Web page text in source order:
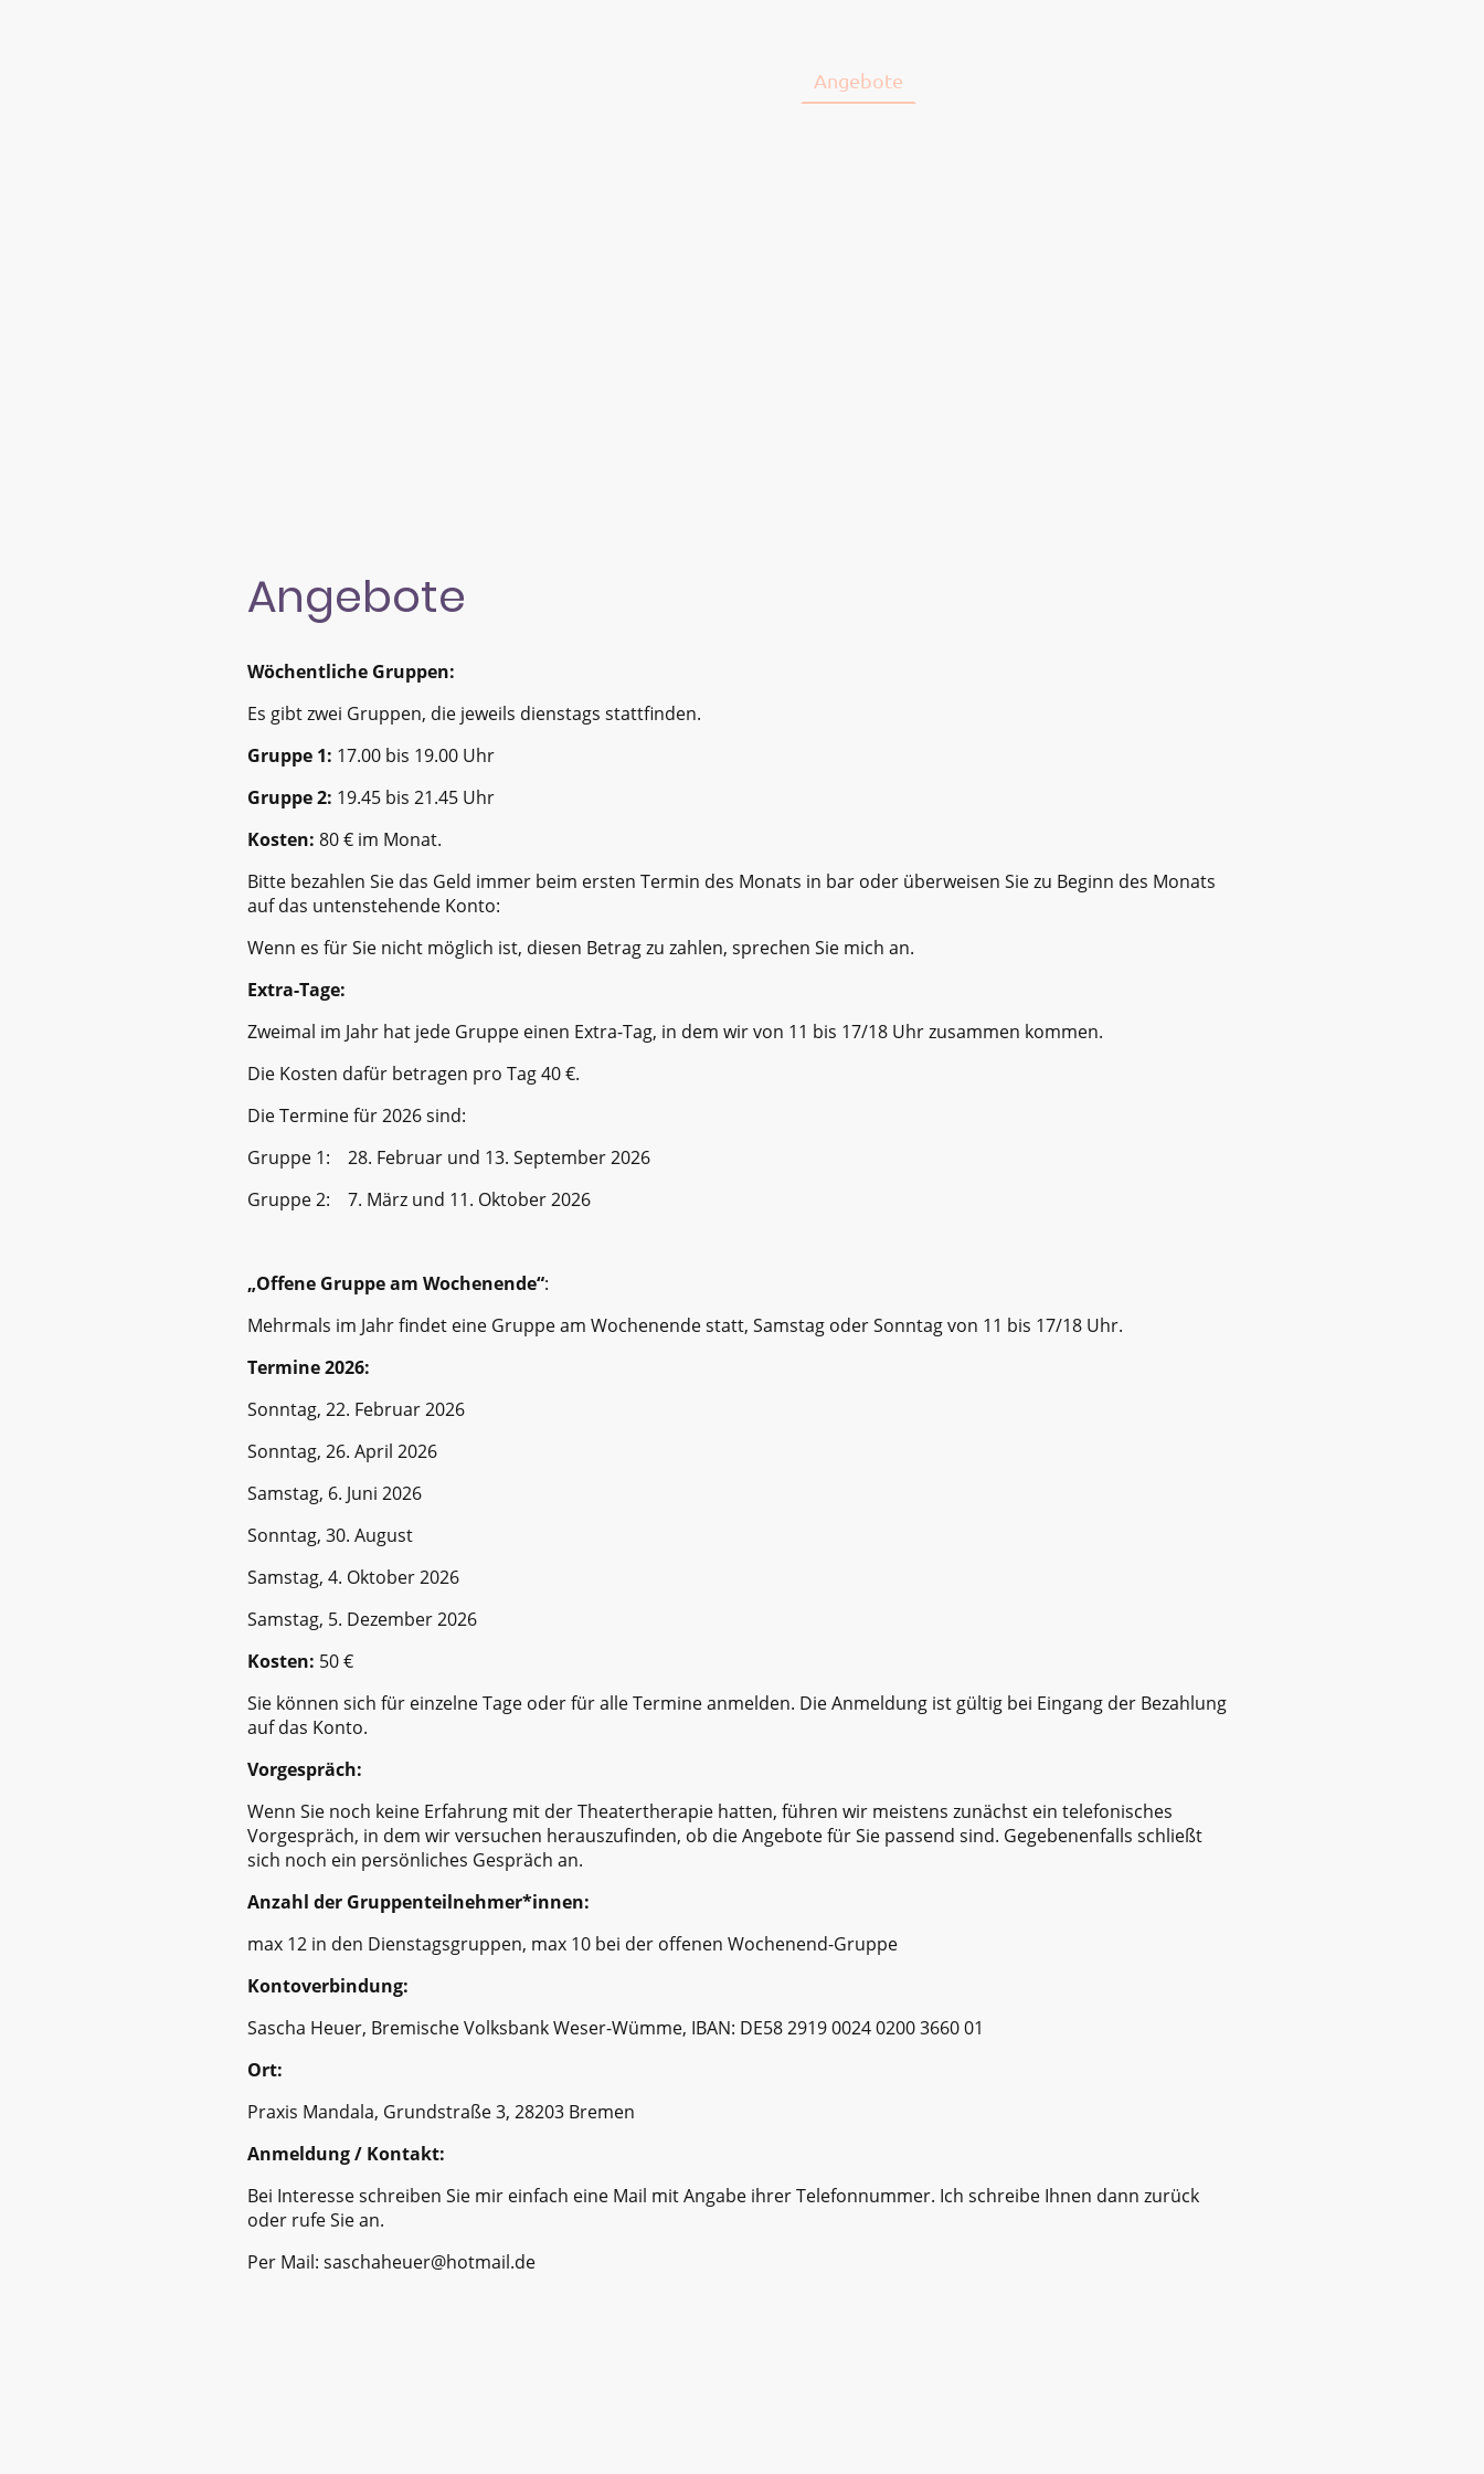
Angebote
Angebote
Wöchentliche Gruppen:
Es gibt zwei Gruppen, die jeweils dienstags stattfinden.
Gruppe 1: 17.00 bis 19.00 Uhr
Gruppe 2: 19.45 bis 21.45 Uhr
Kosten: 80 € im Monat.
Bitte bezahlen Sie das Geld immer beim ersten Termin des Monats in bar oder überweisen Sie zu Beginn des Monats
auf das untenstehende Konto:
Wenn es für Sie nicht möglich ist, diesen Betrag zu zahlen, sprechen Sie mich an.
Extra-Tage:
Zweimal im Jahr hat jede Gruppe einen Extra-Tag, in dem wir von 11 bis 17/18 Uhr zusammen kommen.
Die Kosten dafür betragen pro Tag 40 €.
Die Termine für 2026 sind:
Gruppe 1: 28. Februar und 13. September 2026
Gruppe 2: 7. März und 11. Oktober 2026
„Offene Gruppe am Wochenende“:
Mehrmals im Jahr findet eine Gruppe am Wochenende statt, Samstag oder Sonntag von 11 bis 17/18 Uhr.
Termine 2026:
Sonntag, 22. Februar 2026
Sonntag, 26. April 2026
Samstag, 6. Juni 2026
Sonntag, 30. August
Samstag, 4. Oktober 2026
Samstag, 5. Dezember 2026
Kosten: 50 €
Sie können sich für einzelne Tage oder für alle Termine anmelden. Die Anmeldung ist gültig bei Eingang der Bezahlung
auf das Konto.
Vorgespräch:
Wenn Sie noch keine Erfahrung mit der Theatertherapie hatten, führen wir meistens zunächst ein telefonisches
Vorgespräch, in dem wir versuchen herauszufinden, ob die Angebote für Sie passend sind. Gegebenenfalls schließt
sich noch ein persönliches Gespräch an.
Anzahl der Gruppenteilnehmer*innen:
max 12 in den Dienstagsgruppen, max 10 bei der offenen Wochenend-Gruppe
Kontoverbindung:
Sascha Heuer, Bremische Volksbank Weser-Wümme, IBAN: DE58 2919 0024 0200 3660 01
Ort:
Praxis Mandala, Grundstraße 3, 28203 Bremen
Anmeldung / Kontakt:
Bei Interesse schreiben Sie mir einfach eine Mail mit Angabe ihrer Telefonnummer. Ich schreibe Ihnen dann zurück
oder rufe Sie an.
Per Mail: saschaheuer@hotmail.de